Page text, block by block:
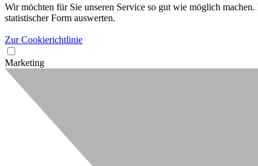
Wir möchten für Sie unseren Service so gut wie möglich
statistischer Form auswerten.
Zur Cookierichtlinie
Marketing